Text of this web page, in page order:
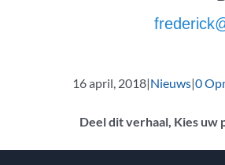
16 april, 2018|Nieuws|0
Deel dit verhaal, Kies uw